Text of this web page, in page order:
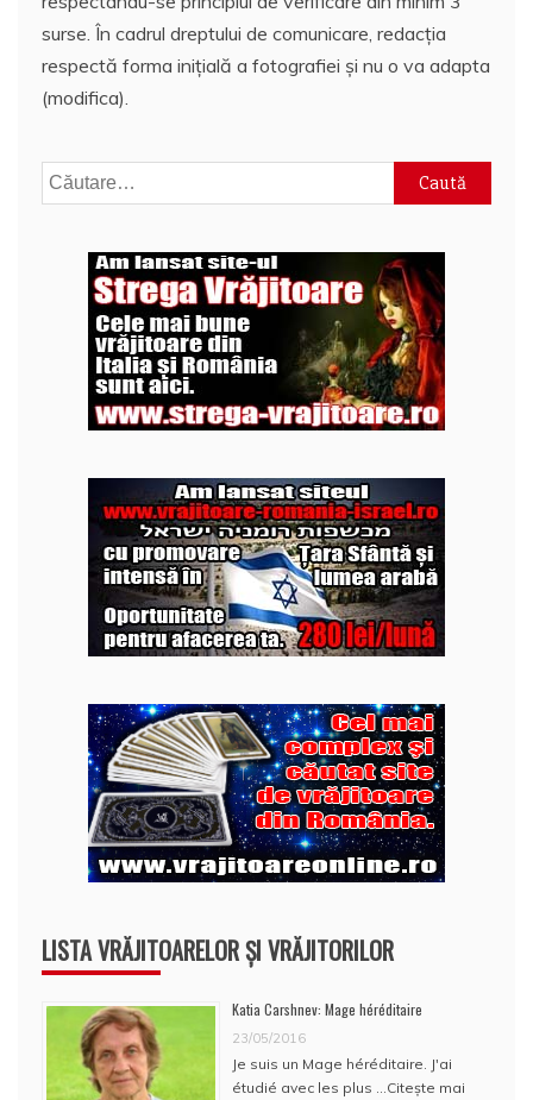
surse. În cadrul dreptului de comunicare, redacția
respectă forma inițială a fotografiei și nu o va adapta
(modifica).
Caută
după:
LISTA VRĂJITOARELOR ȘI VRĂJITORILOR
Katia Carshnev: Mage héréditaire
23/05/2016
Je suis un Mage héréditaire. J'ai
étudié avec les plus … Citește mai